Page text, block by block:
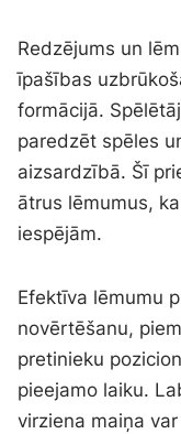
Redzējums un
īpašības
formācijā.
paredzēt spēles
aizsardzībā. Šī
ātrus lēmumus,
iespējām.
Efektīva lēmumu
novērtēšanu,
pretinieku
pieejamo laiku.
virziena maiņa